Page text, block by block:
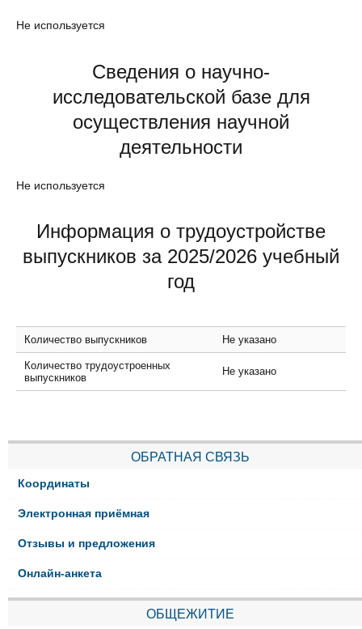
Не используется
Сведения о научно-
исследовательской базе для
осуществления научной
деятельности
Не используется
Информация о трудоустройстве
выпускников за 2025/2026 учебный
год
Количество выпускников Не указано
Количество трудоустроенных
выпускников
Не указано
ОБРАТНАЯ СВЯЗЬ
Координаты
Электронная приёмная
Отзывы и предложения
Онлайн-анкета
ОБЩЕЖИТИЕ